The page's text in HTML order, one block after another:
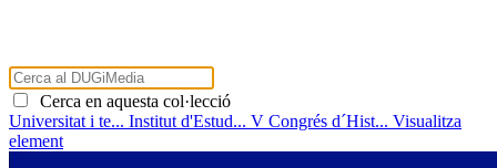
Cerca en aquesta col·lecció
Universitat i te... Institut d'Estud... V Congrés d´Hist... Visualitza
element